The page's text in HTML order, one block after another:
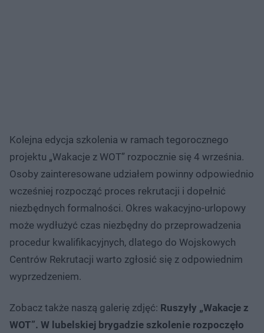
Kolejna edycja szkolenia w ramach tegorocznego
projektu „Wakacje z WOT” rozpocznie się 4 września.
Osoby zainteresowane udziałem powinny odpowiednio
wcześniej rozpocząć proces rekrutacji i dopełnić
niezbędnych formalności. Okres wakacyjno-urlopowy
może wydłużyć czas niezbędny do przeprowadzenia
procedur kwalifikacyjnych, dlatego do Wojskowych
Centrów Rekrutacji warto zgłosić się z odpowiednim
wyprzedzeniem.
Zobacz także naszą galerię zdjęć: Ruszyły „Wakacje z
WOT”. W lubelskiej brygadzie szkolenie rozpoczęło